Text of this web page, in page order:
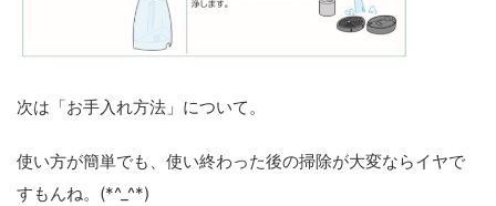
次は「お手入れ方法」について。
使い方が簡単でも、使い終わった後の掃除が大変ならイヤで
すもんね。(*^_^*)